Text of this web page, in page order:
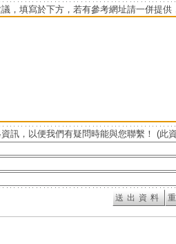
，填寫於下方，若有參考網址請一併提供
訊，以便我們有疑問時能與您聯繫！ (此